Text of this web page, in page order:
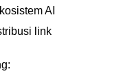
AI
link